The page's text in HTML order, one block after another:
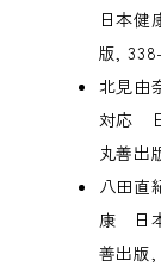
日本
版,
北見由
対応
丸善出
八田直
康 日
善出版,